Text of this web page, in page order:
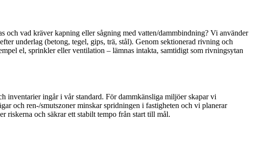
och vad kräver kapning eller sågning med vatten/dammbindning? Vi använder
underlag (betong, tegel, gips, trä, stål). Genom sektionerad rivning och
el, sprinkler eller ventilation – lämnas intakta, samtidigt som rivningsytan
inventarier ingår i vår standard. För dammkänsliga miljöer skapar vi
och ren-/smutszoner minskar spridningen i fastigheten och vi planerar
riskerna och säkrar ett stabilt tempo från start till mål.